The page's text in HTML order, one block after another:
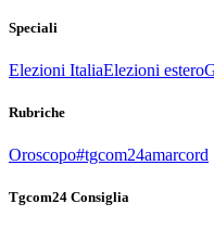
Speciali
Elezioni ItaliaElezioni estero
Rubriche
Oroscopo#tgcom24amarcord
Tgcom24 Consiglia